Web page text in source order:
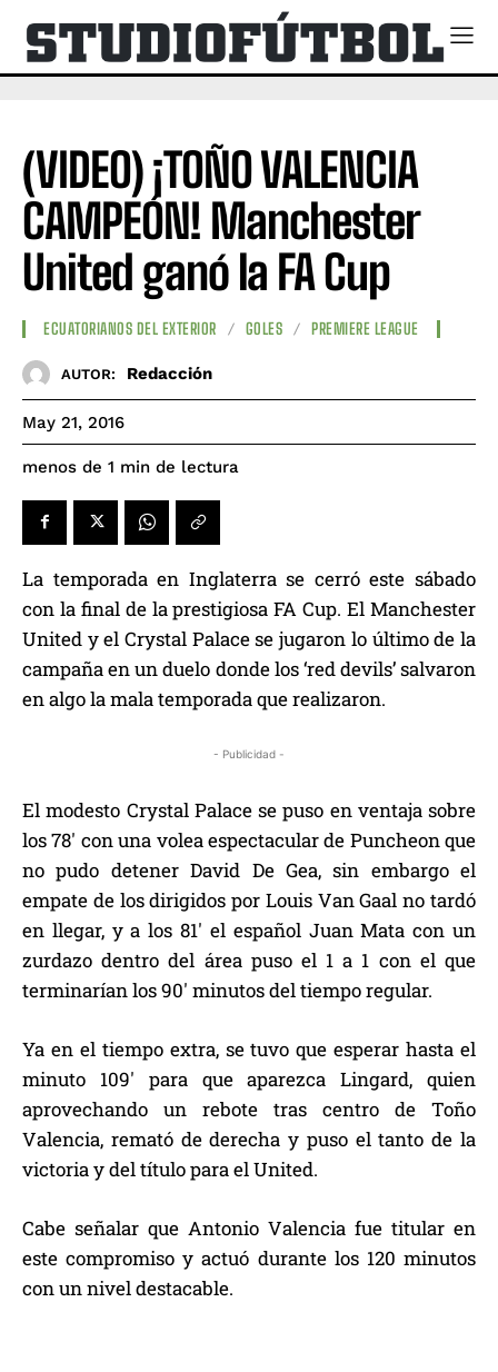
(VIDEO) ¡TOÑO VALENCIA
CAMPEÓN! Manchester
United ganó la FA Cup
ECUATORIANOS DEL EXTERIOR GOLES PREMIERE LEAGUE
AUTOR: Redacción
May 21, 2016
menos de 1 min de lectura
La temporada en Inglaterra se cerró este sábado
con la final de la prestigiosa FA Cup. El Manchester
United y el Crystal Palace se jugaron lo último de la
campaña en un duelo donde los ‘red devils’ salvaron
en algo la mala temporada que realizaron.
- Publicidad -
El modesto Crystal Palace se puso en ventaja sobre
los 78′ con una volea espectacular de Puncheon que
no pudo detener David De Gea, sin embargo el
empate de los dirigidos por Louis Van Gaal no tardó
en llegar, y a los 81′ el español Juan Mata con un
zurdazo dentro del área puso el 1 a 1 con el que
terminarían los 90′ minutos del tiempo regular.
Ya en el tiempo extra, se tuvo que esperar hasta el
minuto 109′ para que aparezca Lingard, quien
aprovechando un rebote tras centro de Toño
Valencia, remató de derecha y puso el tanto de la
victoria y del título para el United.
Cabe señalar que Antonio Valencia fue titular en
este compromiso y actuó durante los 120 minutos
con un nivel destacable.